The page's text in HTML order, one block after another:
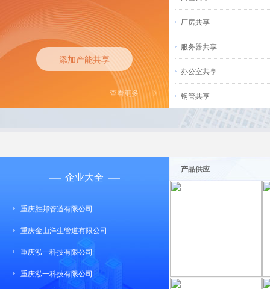
添加产能共享
查看更多
厂房共享
服务器共享
办公室共享
钢管共享
企业大全
重庆胜邦管道有限公司
重庆金山洋生管道有限公司
重庆泓一科技有限公司
重庆泓一科技有限公司
产品供应